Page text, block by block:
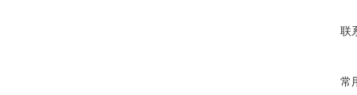
联
常